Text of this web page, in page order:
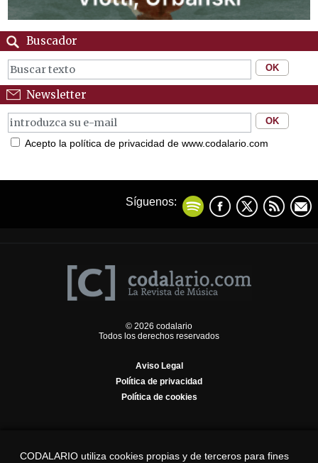
Buscador
Newsletter
Acepto la política de privacidad de www.codalario.com
Síguenos:
© 2026 codalario
Todos los derechos reservados
Aviso Legal
Política de privacidad
Política de cookies
CODALARIO utiliza cookies propias y de terceros para fines